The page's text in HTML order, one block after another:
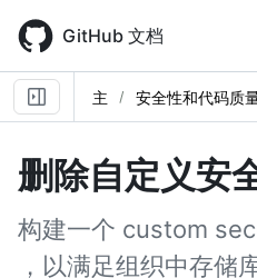
main
content
GitHub 文档
主 安全性和代码质
删除自定义安
构建一个 custom
，以满足组织中存储